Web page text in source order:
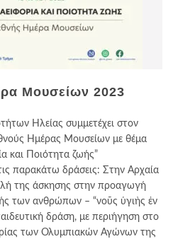
Μουσείων 2023
Ηλείας συμμετέχει στον
Ημέρας Μουσείων με θέμα
και Ποιότητα ζωής”
παρακάτω δράσεις: Στην Αρχαία
της άσκησης στην προαγωγή
των ανθρώπων – “νοῦς ὑγιὴς ἐν
δράση, με περιήγηση στο
των Ολυμπιακών Αγώνων της